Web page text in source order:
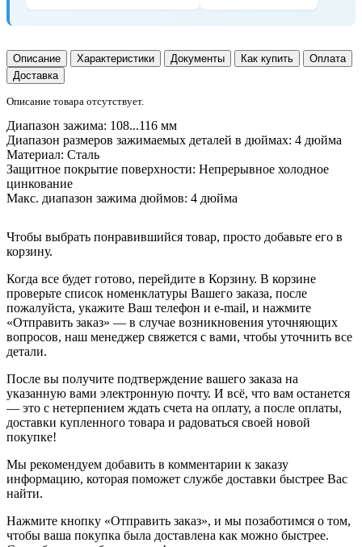
Описание Характеристики Документы Как купить
Оплата
Доставка
Описание товара отсутствует.
Диапазон зажима: 108...116 мм
Диапазон размеров зажимаемых деталей в дюймах: 4 дюйма
Материал: Сталь
Защитное покрытие поверхности: Непрерывное холодное
цинкование
Макс. диапазон зажима дюймов: 4 дюйма
Чтобы выбрать понравившийся товар, просто добавьте его в
корзину.
Когда все будет готово, перейдите в Корзину. В корзине
проверьте список номенклатуры Вашего заказа, после
пожалуйста, укажите Ваш телефон и e-mail, и нажмите
«Отправить заказ» — в случае возникновения уточняющих
вопросов, наш менеджер свяжется с вами, чтобы уточнить все
детали.
После вы получите подтверждение вашего заказа на
указанную вами электронную почту. И всё, что вам останется
— это с нетерпением ждать счета на оплату, а после оплаты,
доставки купленного товара и радоваться своей новой
покупке!
Мы рекомендуем добавить в комментарии к заказу
информацию, которая поможет службе доставки быстрее Вас
найти.
Нажмите кнопку «Отправить заказ», и мы позаботимся о том,
чтобы ваша покупка была доставлена как можно быстрее.